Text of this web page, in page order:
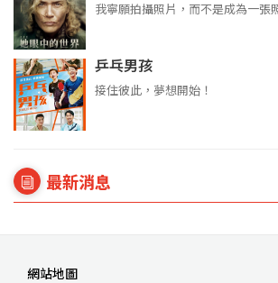
我寧願拍攝照片，而不是成為一張
乒乓男孩
接住彼此，夢想開始！
最新消息
網站地圖